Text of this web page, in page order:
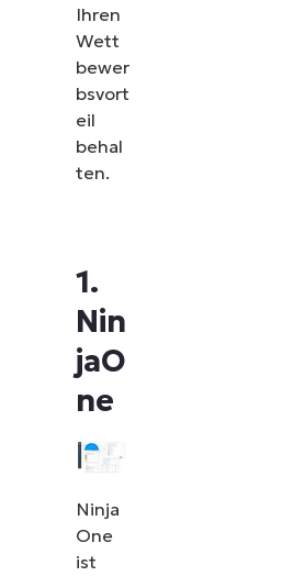
Ihren
Wett
bewer
bsvort
eil
behal
ten.
1.
Nin
jaO
ne
Ninja
One
ist